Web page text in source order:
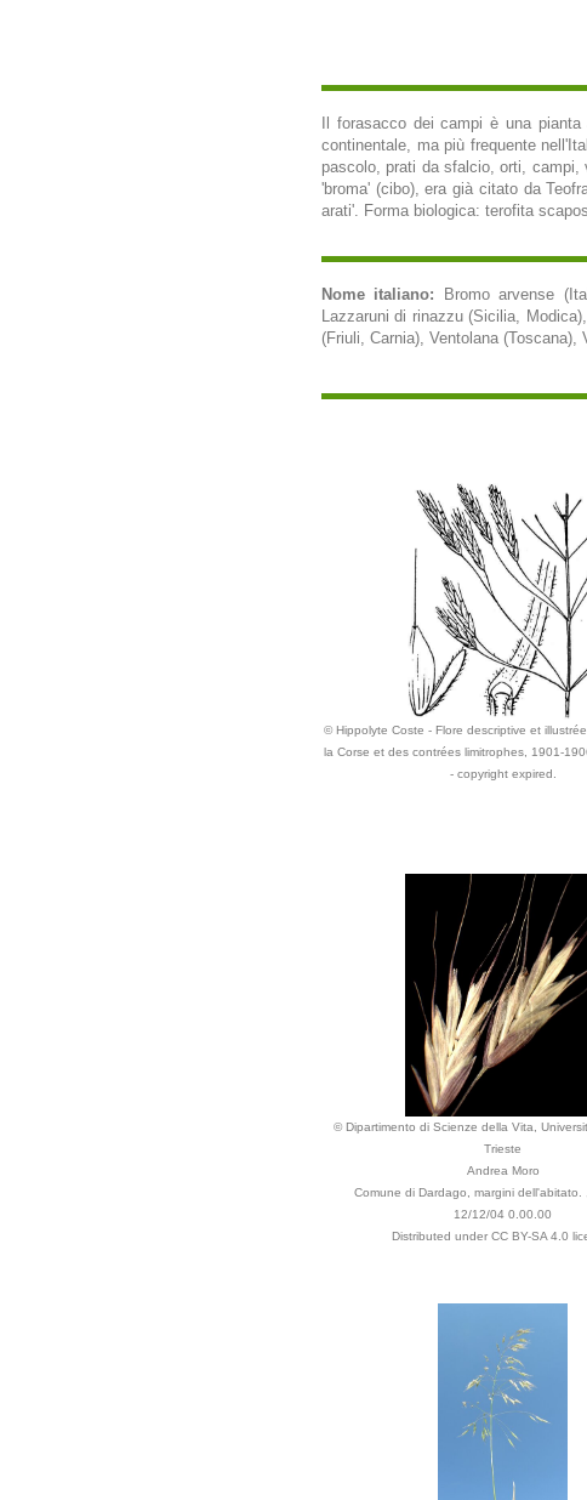
Il forasacco dei campi è una
continentale, ma più frequente
pascolo, prati da sfalcio, orti, campi,
'broma' (cibo), era già citato da
arati'. Forma biologica: terofita
Nome italiano:
Bromo arvense
Lazzaruni di rinazzu (Sicilia,
(Friuli, Carnia), Ventolana (Toscana),
© Hippolyte Coste - Flore descriptive et
la Corse et des contrées limitrophes, 1901-
- copyright expired.
© Dipartimento di Scienze della Vita,
Trieste
Andrea Moro
Comune di Dardago, margini dell'abitato.
12/12/04 0.00.00
Distributed under CC BY-SA 4.0